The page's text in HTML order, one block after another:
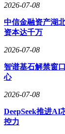
2026-07-08
中信金融资产湖
资本达千万
2026-07-08
智谱基石解禁窗
心
2026-07-08
DeepSeek推进AI
控力